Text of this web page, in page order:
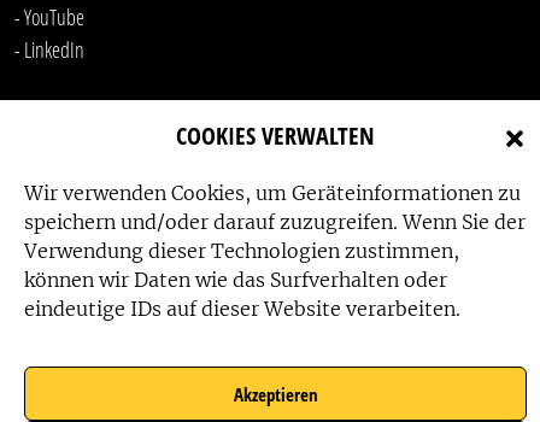
COOKIES VERWALTEN
Wir verwenden Cookies, um Geräteinformationen zu
speichern und/oder darauf zuzugreifen. Wenn Sie der
Verwendung dieser Technologien zustimmen,
können wir Daten wie das Surfverhalten oder
eindeutige IDs auf dieser Website verarbeiten.
Akzeptieren
- YouTube
- LinkedIn
Das Friedensbüro wird gefördert von: